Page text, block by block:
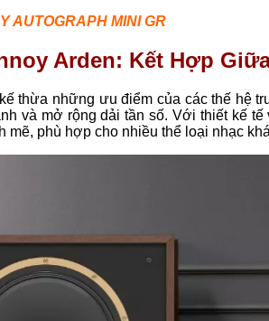
AUTOGRAPH MINI GR
Arden: Kết Hợp
thừa những ưu điểm của các thế hệ
và mở rộng dải tần số. Với thiết kế
mẽ, phù hợp cho nhiều thể loại nhạc